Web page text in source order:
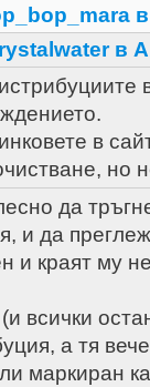
в
в
но
да
и да
и краят му
всички
а тя
маркиран